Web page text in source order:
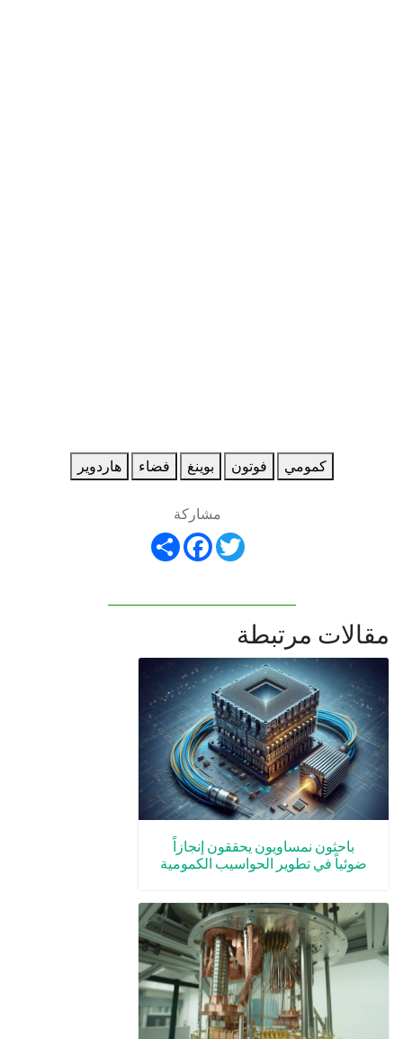
كمومي فوتون بوينغ فضاء هاردوير
مشاركة
Share
FacebookTwitter
مقالات مرتبطة
باحثون نمساويون يحققون إنجازاً
ضوئياً في تطوير الحواسيب الكمومية